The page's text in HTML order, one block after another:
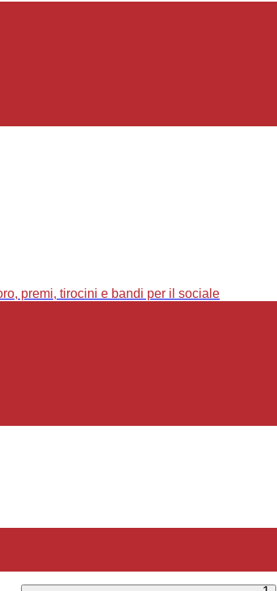
premi, tirocini e bandi per il sociale